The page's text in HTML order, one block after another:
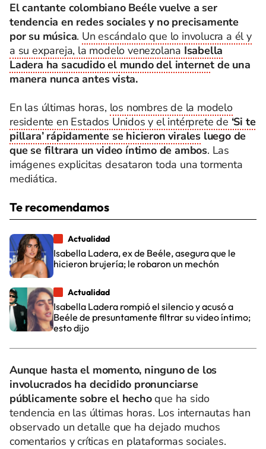
El cantante colombiano Beéle vuelve a ser
tendencia en redes sociales y no precisamente
por su música. Un escándalo que lo involucra a él y
a su expareja, la modelo venezolana Isabella
Ladera ha sacudido el mundo del internet de una
manera nunca antes vista.
En las últimas horas, los nombres de la modelo
residente en Estados Unidos y el intérprete de ‘Si te
pillara’ rápidamente se hicieron virales luego de
que se filtrara un video íntimo de ambos. Las
imágenes explicitas desataron toda una tormenta
mediática.
Te recomendamos
Actualidad
Isabella Ladera, ex de Beéle, asegura que le
hicieron brujería; le robaron un mechón
Actualidad
Isabella Ladera rompió el silencio y acusó a
Beéle de presuntamente filtrar su video íntimo;
esto dijo
Aunque hasta el momento, ninguno de los
involucrados ha decidido pronunciarse
públicamente sobre el hechoque ha sido
tendencia en las últimas horas. Los internautas han
observado un detalle que ha dejado muchos
comentarios y críticas en plataformas sociales.